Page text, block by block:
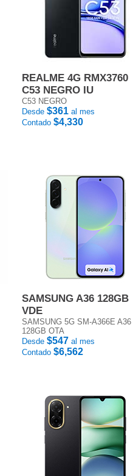
REALME 4G RMX3760
C53 NEGRO IU
C53 NEGRO
Desde $361 al mes
Contado $4,330
SAMSUNG A36 128GB
VDE
SAMSUNG 5G SM-A366E A36
128GB OTA
Desde $547 al mes
Contado $6,562